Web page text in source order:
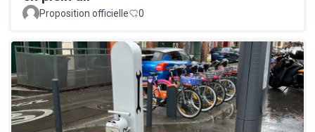
Proposition officielle 0